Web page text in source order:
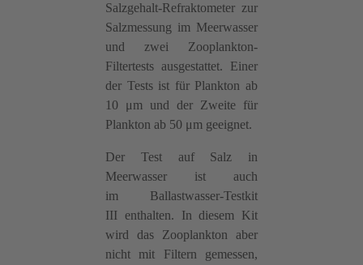
Salzgehalt-Refraktometer zur
Salzmessung im Meerwasser
und zwei Zooplankton-
Filtertests ausgestattet. Einer
der Tests ist für Plankton ab
10 μm und der Zweite für
Plankton ab 50 μm geeignet.
Der Test auf Salz in
Meerwasser ist auch
im Ballastwasser-Testkit
III enthalten. In diesem Kit
wird das Zooplankton aber
nicht mit Filtern gemessen,